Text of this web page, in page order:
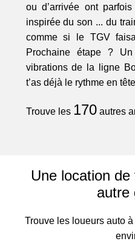
ou d’arrivée ont
inspirée du son ... du
comme si le TGV
Prochaine étape ?
vibrations de la ligne
t’as déjà le rythme en
Trouve les 170autres
Une location
autre
Trouve les loueurs auto